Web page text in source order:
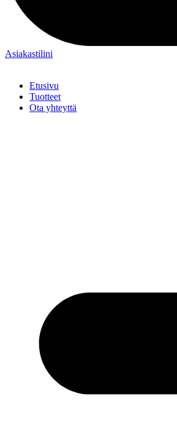
Asiakastilini
Etusivu
Tuotteet
Ota yhteyttä